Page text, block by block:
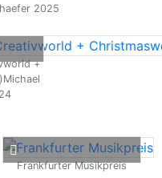
2025
+
Frankfurter Musikpreis